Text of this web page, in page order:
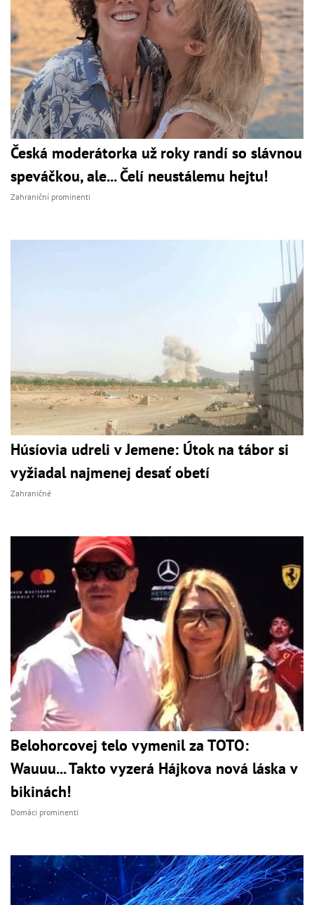
Česká moderátorka už roky randí so slávnou
speváčkou, ale... Čelí neustálemu hejtu!
Zahraniční prominenti
Húsíovia udreli v Jemene: Útok na tábor si
vyžiadal najmenej desať obetí
Zahraničné
Belohorcovej telo vymenil za TOTO:
Wauuu... Takto vyzerá Hájkova nová láska v
bikinách!
Domáci prominenti